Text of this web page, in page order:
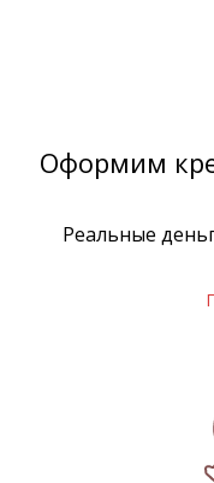
Оформим
Реальные